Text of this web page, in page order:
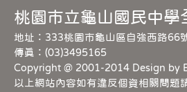
桃園市立龜山國民中學
地址：333桃園市龜山區自強西路66
傳真：(03)3495165
Copyright @ 2001-2014 Design by
以上網站內容如有違反個資相關問題